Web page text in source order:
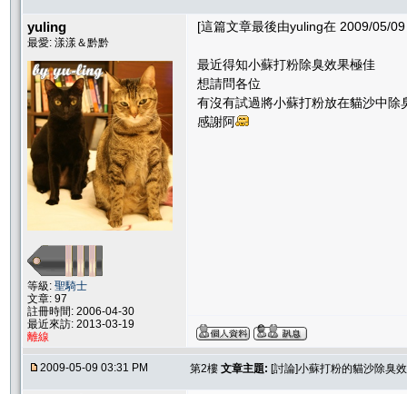
yuling
最愛: 漾漾＆黔黔
等級: 聖騎士
文章: 97
註冊時間: 2006-04-30
最近來訪: 2013-03-19
離線
[這篇文章最後由yuling在 2009/05/
最近得知小蘇打粉除臭效果極佳
想請問各位
有沒有試過將小蘇打粉放在貓沙中除
感謝阿
2009-05-09 03:31 PM 第2樓 文章主題: [討論]小蘇打粉的貓沙除臭